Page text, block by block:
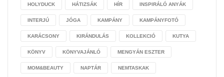
HOLYDUCK HÁTIZSÁK HÍR INSPIRÁLÓ ANYÁK
INTERJÚ JÓGA KAMPÁNY KAMPÁNYFOTÓ
KARÁCSONY KIRÁNDULÁS KOLLEKCIÓ KUTYA
KÖNYV KÖNYVAJÁNLÓ MENGYÁN ESZTER
MOM&BEAUTY NAPTÁR NEMTASKAK